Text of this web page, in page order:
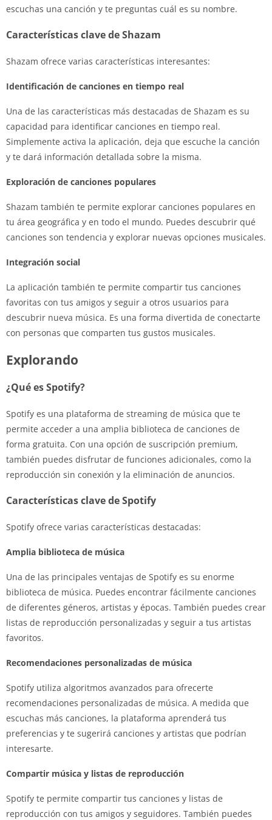
escuchas una canción y te preguntas cuál es su nombre.
Características clave de Shazam
Shazam ofrece varias características interesantes:
Identificación de canciones en tiempo real
Una de las características más destacadas de Shazam es su
capacidad para identificar canciones en tiempo real.
Simplemente activa la aplicación, deja que escuche la canción
y te dará información detallada sobre la misma.
Exploración de canciones populares
Shazam también te permite explorar canciones populares en
tu área geográfica y en todo el mundo. Puedes descubrir qué
canciones son tendencia y explorar nuevas opciones musicales.
Integración social
La aplicación también te permite compartir tus canciones
favoritas con tus amigos y seguir a otros usuarios para
descubrir nueva música. Es una forma divertida de conectarte
con personas que comparten tus gustos musicales.
Explorando
¿Qué es Spotify?
Spotify es una plataforma de streaming de música que te
permite acceder a una amplia biblioteca de canciones de
forma gratuita. Con una opción de suscripción premium,
también puedes disfrutar de funciones adicionales, como la
reproducción sin conexión y la eliminación de anuncios.
Características clave de Spotify
Spotify ofrece varias características destacadas:
Amplia biblioteca de música
Una de las principales ventajas de Spotify es su enorme
biblioteca de música. Puedes encontrar fácilmente canciones
de diferentes géneros, artistas y épocas. También puedes crear
listas de reproducción personalizadas y seguir a tus artistas
favoritos.
Recomendaciones personalizadas de música
Spotify utiliza algoritmos avanzados para ofrecerte
recomendaciones personalizadas de música. A medida que
escuchas más canciones, la plataforma aprenderá tus
preferencias y te sugerirá canciones y artistas que podrían
interesarte.
Compartir música y listas de reproducción
Spotify te permite compartir tus canciones y listas de
reproducción con tus amigos y seguidores. También puedes